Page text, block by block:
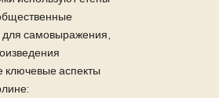
для самовыражения,
ключевые аспекты